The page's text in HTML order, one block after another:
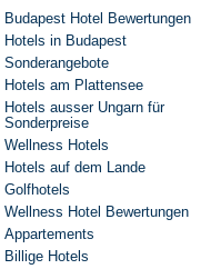
Budapest Hotel Bewertungen
Hotels in Budapest
Sonderangebote
Hotels am Plattensee
Hotels ausser Ungarn für
Sonderpreise
Wellness Hotels
Hotels auf dem Lande
Golfhotels
Wellness Hotel Bewertungen
Appartements
Billige Hotels